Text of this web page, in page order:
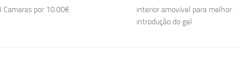
Camaras por 10.00€
interior amovível para melhor
introdução do gel